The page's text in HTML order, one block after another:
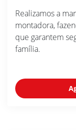
Realizamos a
montadora,
que garantem
família.